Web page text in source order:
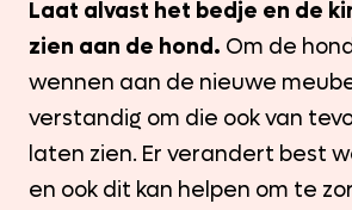
Laat alvast het bedje en de
zien aan de hond. Om de
wennen aan de nieuwe
verstandig om die ook van
laten zien. Er verandert best
en ook dit kan helpen om te